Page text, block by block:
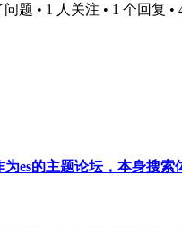
题 • 1 人关注 • 1 个回复 •
为es的主题论坛，本身搜索